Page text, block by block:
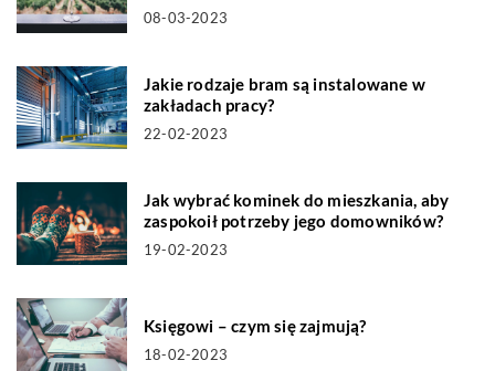
08-03-2023
Jakie rodzaje bram są instalowane w
zakładach pracy?
22-02-2023
Jak wybrać kominek do mieszkania, aby
zaspokoił potrzeby jego domowników?
19-02-2023
Księgowi – czym się zajmują?
18-02-2023